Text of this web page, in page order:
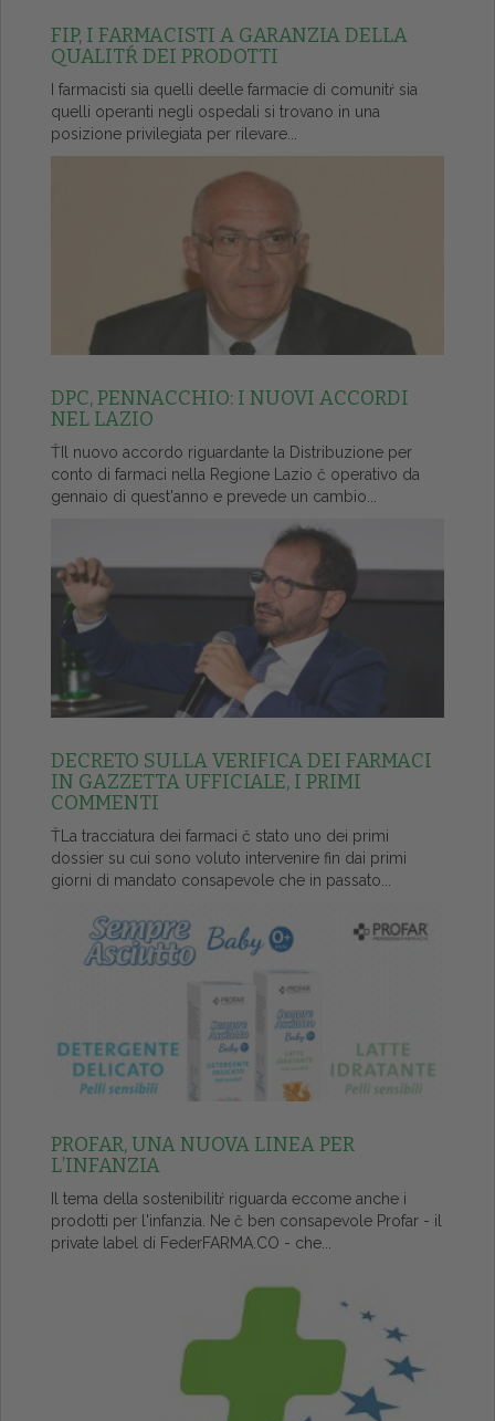
FIP, I FARMACISTI A GARANZIA DELLA
QUALITŔ DEI PRODOTTI
I farmacisti sia quelli deelle farmacie di comunitŕ sia
quelli operanti negli ospedali si trovano in una
posizione privilegiata per rilevare...
DPC, PENNACCHIO: I NUOVI ACCORDI
NEL LAZIO
ŤIl nuovo accordo riguardante la Distribuzione per
conto di farmaci nella Regione Lazio č operativo da
gennaio di quest'anno e prevede un cambio...
DECRETO SULLA VERIFICA DEI FARMACI
IN GAZZETTA UFFICIALE, I PRIMI
COMMENTI
ŤLa tracciatura dei farmaci č stato uno dei primi
dossier su cui sono voluto intervenire fin dai primi
giorni di mandato consapevole che in passato...
PROFAR, UNA NUOVA LINEA PER
L’INFANZIA
Il tema della sostenibilitŕ riguarda eccome anche i
prodotti per l'infanzia. Ne č ben consapevole Profar - il
private label di FederFARMA.CO - che...